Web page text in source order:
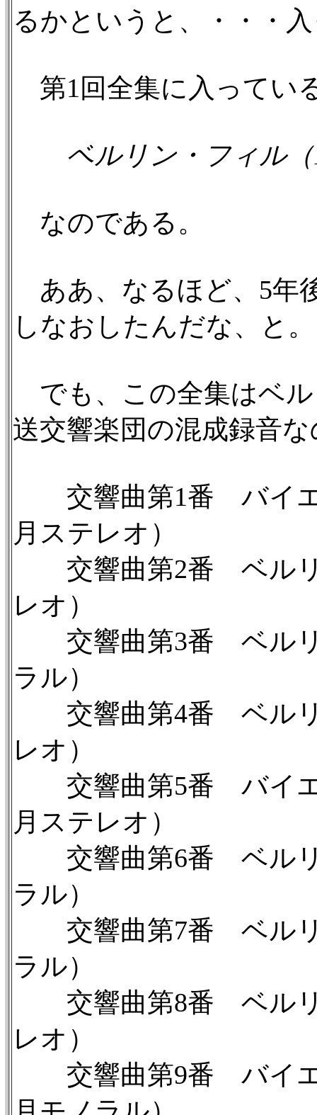
るかというと、・・・
第1回全集に入ってい
ベルリン・フィル
なのである。
ああ、なるほど、5年
しなおしたんだな、と。
でも、この全集はベ
送交響楽団の混成録音
交響曲第1番 バイエ
月ステレオ）
交響曲第2番 ベルリ
レオ）
交響曲第3番 ベルリ
ラル）
交響曲第4番 ベルリ
レオ）
交響曲第5番 バイエ
月ステレオ）
交響曲第6番 ベルリ
ラル）
交響曲第7番 ベルリ
ラル）
交響曲第8番 ベルリ
レオ）
交響曲第9番 バイエ